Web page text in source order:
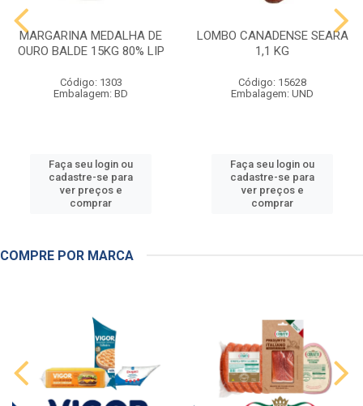
MARGARINA MEDALHA DE
OURO BALDE 15KG 80% LIP
Código: 1303
Embalagem: BD
Faça seu login ou
cadastre-se para
ver preços e
comprar
LOMBO CANADENSE SEARA
1,1 KG
Código: 15628
Embalagem: UND
Faça seu login ou
cadastre-se para
ver preços e
comprar
COMPRE POR MARCA